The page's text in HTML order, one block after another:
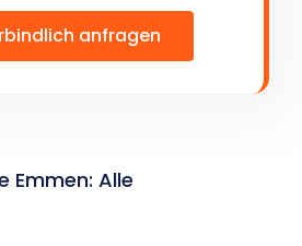
anfragen
Emmen: Alle